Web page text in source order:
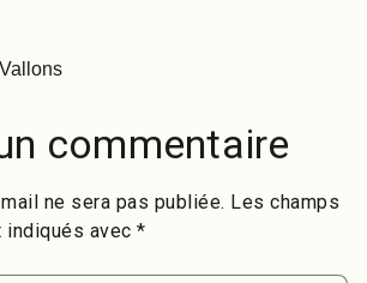
commentaire
ne sera pas publiée. Les champs
avec *